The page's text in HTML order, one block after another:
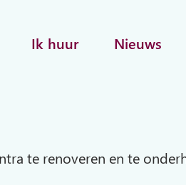
Ik huur Nieuws
te renoveren en te